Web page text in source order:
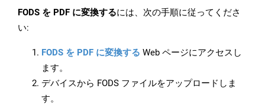
FODS を PDF に変換するには、次の手順に従ってくださ
い:
FODS を PDF に変換する Web ページにアクセスし
ます。
デバイスから FODS ファイルをアップロードしま
す。